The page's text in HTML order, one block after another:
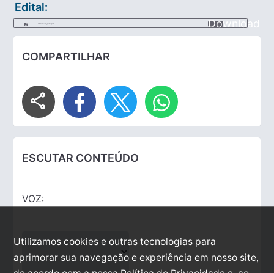
Edital:
DECRETO_035.pdf Download
COMPARTILHAR
share
ESCUTAR CONTEÚDO
VOZ:
Utilizamos cookies e outras tecnologias para
aprimorar sua navegação e experiência em nosso site,